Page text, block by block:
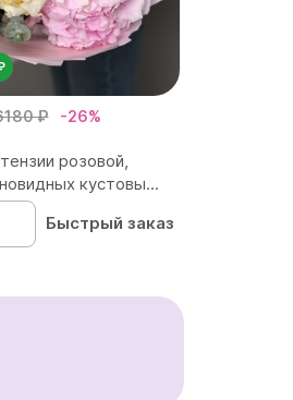
₽ -26%
розовой,
кустовы...
Быстрый заказ